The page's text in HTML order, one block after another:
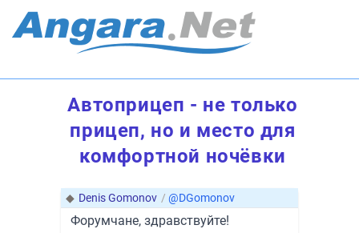
Автоприцеп - не только
прицеп, но и место для
комфортной ночёвки
◆ Denis Gomonov / @DGomonov
Форумчане, здравствуйте!